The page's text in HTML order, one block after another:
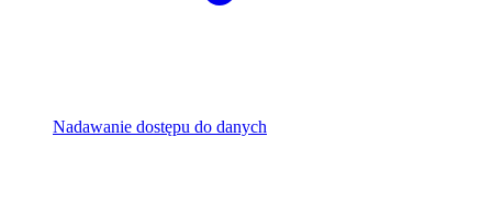
Nadawanie dostępu do danych